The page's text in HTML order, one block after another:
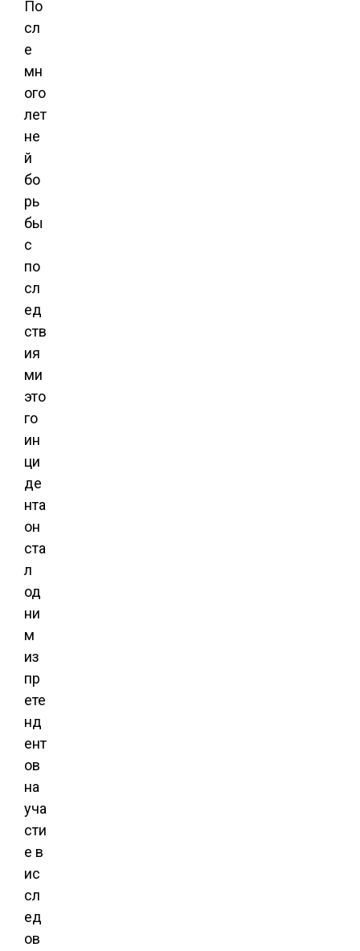
По
сл
е
мн
ого
лет
не
й
бо
рь
бы
с
по
сл
ед
ств
ия
ми
это
го
ин
ци
де
нта
он
ста
л
од
ни
м
из
пр
ете
нд
ент
ов
на
уча
сти
е в
ис
сл
ед
ов